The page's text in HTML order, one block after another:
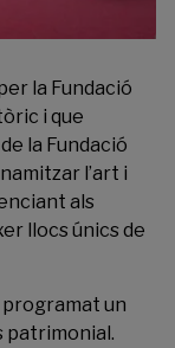
la Fundació
i que
la Fundació
l’art i
als
llocs únics de
programat un
patrimonial.